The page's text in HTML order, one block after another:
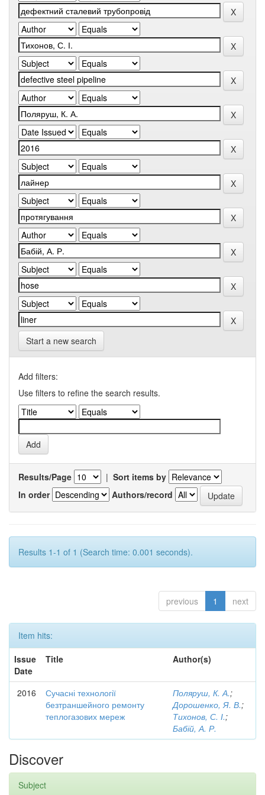
Start a new search
Add filters:
Use filters to refine the search results.
Results/Page | Sort items by
In order
Authors/record
Results 1-1 of 1 (Search time: 0.001 seconds).
previous 1 next
Item hits:
Issue
Date
Title Author(s)
2016
Сучасні технології
безтраншейного ремонту
теплогазових мереж
Поляруш, К. А.;
Дорошенко, Я. В.;
Тихонов, С. І.;
Бабій, А. Р.
Discover
Subject